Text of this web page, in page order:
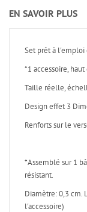
EN SAVOIR PLUS
Set prêt à l'emploi
*1 accessoire,
Taille réelle,
Design effet 3
Renforts sur le
*Assemblé sur 1
résistant.
Diamètre: 0,3 cm.
l'accessoire)